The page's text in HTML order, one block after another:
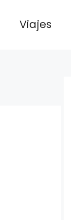
Viajes